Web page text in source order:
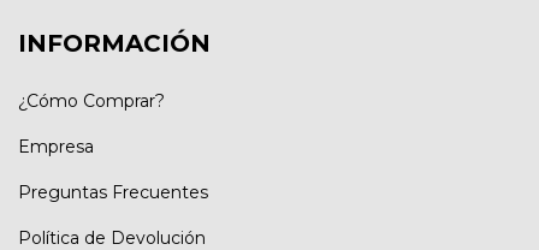
INFORMACIÓN
¿Cómo Comprar?
Empresa
Preguntas Frecuentes
Política de Devolución